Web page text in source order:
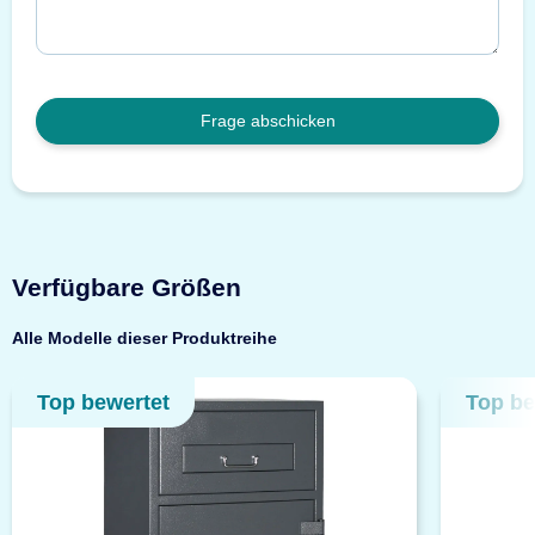
Frage abschicken
Verfügbare Größen
Alle Modelle dieser Produktreihe
Top bewertet Top